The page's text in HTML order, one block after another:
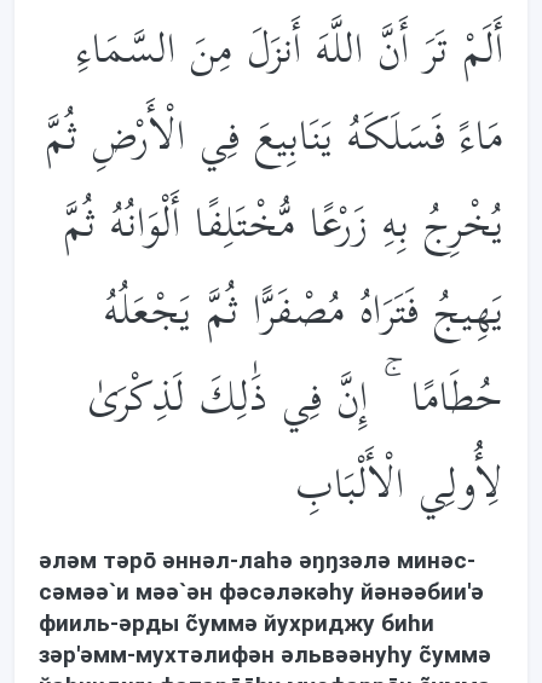
أَلَمْ تَرَ أَنَّ اللَّهَ أَنزَلَ مِنَ السَّمَاءِ
مَاءً فَسَلَكَهُ يَنَابِيعَ فِي الْأَرْضِ ثُمَّ
يُخْرِجُ بِهِ زَرْعًا مُّخْتَلِفًا أَلْوَانُهُ ثُمَّ
يَهِيجُ فَتَرَاهُ مُصْفَرًّا ثُمَّ يَجْعَلُهُ
حُطَامًا ۚ إِنَّ فِي ذَ‌ٰلِكَ لَذِكْرَىٰ
لِأُولِي الْأَلْبَابِ
əлəм тəрō əннəл-лаhə əŋŋзəлə минəс-
сəмəə`и мəə`əн фəсəлəкəhу йəнəəбии'ə
фииль-əрды c̃уммə йухриджу биhи
зəр'əмм-мухтəлифəн əльвəəнуhу c̃уммə